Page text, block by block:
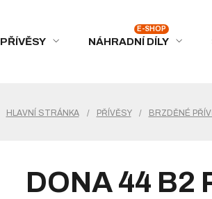
PŘÍVĚSY NÁHRADNÍ DÍLY
HLAVNÍ STRÁNKA / PŘÍVĚSY / BRZDĚNÉ
DONA 44 B2